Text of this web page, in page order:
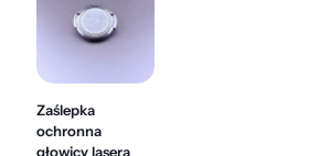
Zaślepka
ochronna
głowicy lasera